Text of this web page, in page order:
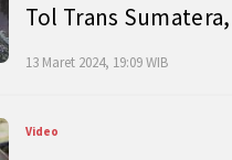
Tol Trans
13 Maret 2024, 19:09 WIB
Video